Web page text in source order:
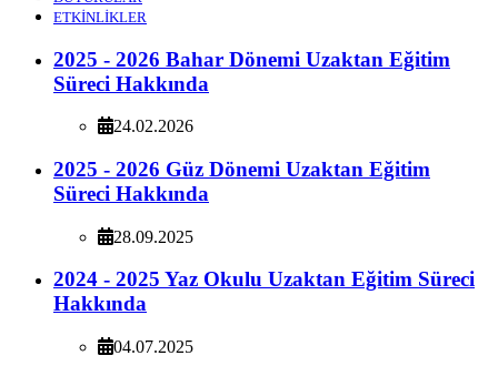
ETKİNLİKLER
2025 - 2026 Bahar Dönemi Uzaktan Eğitim
Süreci Hakkında
24.02.2026
2025 - 2026 Güz Dönemi Uzaktan Eğitim
Süreci Hakkında
28.09.2025
2024 - 2025 Yaz Okulu Uzaktan Eğitim Süreci
Hakkında
04.07.2025